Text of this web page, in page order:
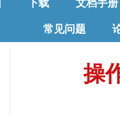
下载 文档手册
常见问题
操